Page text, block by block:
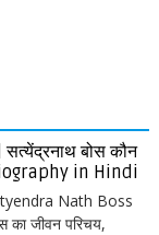
सत्येंद्रनाथ बोस कौन
in Hindi
Nath Boss
जीवन परिचय,